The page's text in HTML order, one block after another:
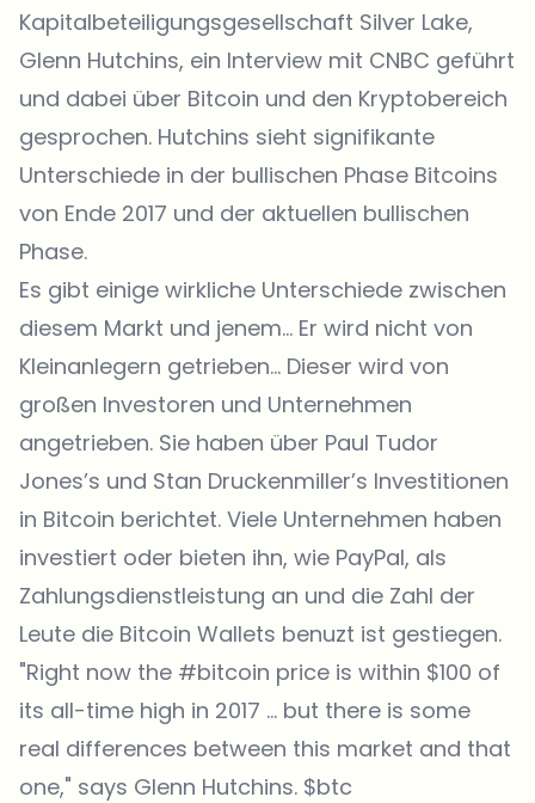
Kapitalbeteiligungsgesellschaft Silver Lake,
Glenn Hutchins, ein Interview mit CNBC geführt
und dabei über Bitcoin und den Kryptobereich
gesprochen. Hutchins sieht signifikante
Unterschiede in der bullischen Phase Bitcoins
von Ende 2017 und der aktuellen bullischen
Phase.
Es gibt einige wirkliche Unterschiede zwischen
diesem Markt und jenem… Er wird nicht von
Kleinanlegern getrieben… Dieser wird von
großen Investoren und Unternehmen
angetrieben. Sie haben über Paul Tudor
Jones’s und Stan Druckenmiller’s Investitionen
in Bitcoin berichtet. Viele Unternehmen haben
investiert oder bieten ihn, wie PayPal, als
Zahlungsdienstleistung an und die Zahl der
Leute die Bitcoin Wallets benuzt ist gestiegen.
"Right now the #bitcoin price is within $100 of
its all-time high in 2017 … but there is some
real differences between this market and that
one," says Glenn Hutchins. $btc